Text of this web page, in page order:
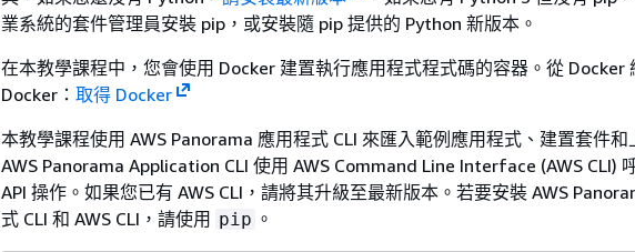
業系統的套件管理員安裝 pip，或安裝隨 pip 提供的 Python 新版本。
在本教學課程中，您會使用 Docker 建置執行應用程式程式碼的容器。從 Docker
Docker： 取得 Docker
本教學課程使用 AWS Panorama 應用程式 CLI 來匯入範例應用程式、建置套件和
AWS Panorama Application CLI 使用 AWS Command Line Interface (AWS CLI)
API 操作。如果您已有 AWS CLI，請將其升級至最新版本。若要安裝 AWS
式 CLI 和 AWS CLI，請使用 pip 。